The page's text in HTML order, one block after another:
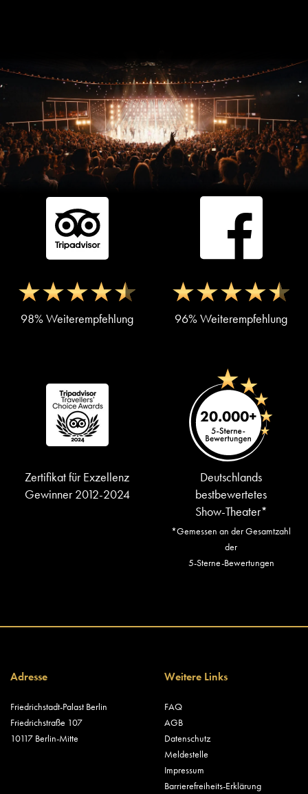
98% Weiterempfehlung 96% Weiterempfehlung
Zertifikat für Exzellenz
Gewinner 2012-2024
Deutschlands
bestbewertetes
Show-Theater*
*Gemessen an der Gesamtzahl
der
5-Sterne-Bewertungen
Adresse
Friedrichstadt-Palast Berlin
Friedrichstraße 107
10117 Berlin-Mitte
Weitere Links
FAQ
AGB
Datenschutz
Meldestelle
Impressum
Barrierefreiheits-Erklärung